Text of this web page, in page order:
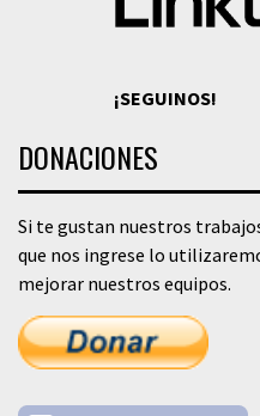
¡SEGUINOS!
DONACIONES
Si te gustan nuestros
que nos ingrese lo
mejorar nuestros equipos.